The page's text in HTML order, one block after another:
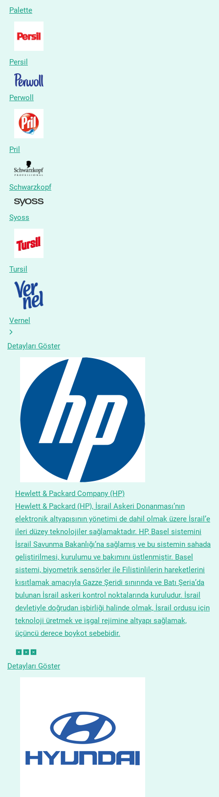
Palette
Persil
Perwoll
Pril
Schwarzkopf
Syoss
Tursil
Vernel
Detayları Göster
Hewlett & Packard Company (HP)
Hewlett & Packard (HP), İsrail Askeri Donanması’nın
elektronik altyapısının yönetimi de dahil olmak üzere İsrail’e
ileri düzey teknolojiler sağlamaktadır. HP, Basel sistemini
İsrail Savunma Bakanlığı’na sağlamış ve bu sistemin sahada
geliştirilmesi, kurulumu ve bakımını üstlenmiştir. Basel
sistemi, biyometrik sensörler ile Filistinlilerin hareketlerini
kısıtlamak amacıyla Gazze Şeridi sınırında ve Batı Şeria’da
bulunan İsrail askeri kontrol noktalarında kuruludur. İsrail
devletiyle doğrudan işbirliği halinde olmak, İsrail ordusu için
teknoloji üretmek ve işgal rejimine altyapı sağlamak,
üçüncü derece boykot sebebidir.
Detayları Göster